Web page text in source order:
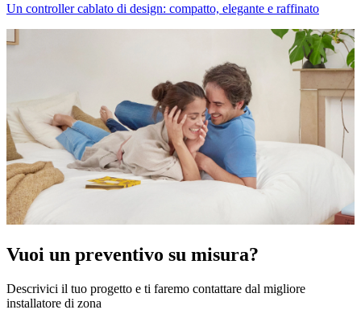
Un controller cablato di design: compatto, elegante e raffinato
Vuoi un preventivo su misura?
Descrivici il tuo progetto e ti faremo contattare dal migliore
installatore di zona